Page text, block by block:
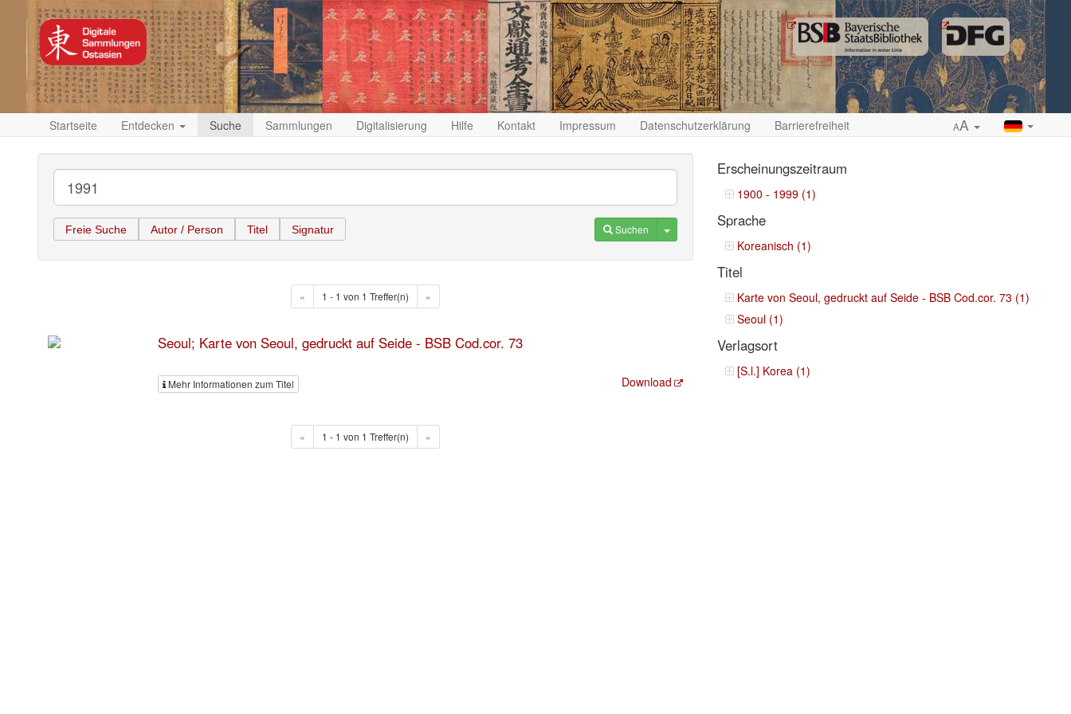
Startseite Entdecken Suche Sammlungen Digitalisierung Hilfe Kontakt Impressum Datenschutzerklärung Barrierefreiheit AA
Freie Suche Autor / Person Titel Signatur Suchen Toggle Dropdown
« 1 - 1 von 1 Treffer(n) »
Seoul; Karte von Seoul, gedruckt auf Seide - BSB Cod.cor. 73
Mehr Informationen zum Titel Download
« 1 - 1 von 1 Treffer(n) »
Erscheinungszeitraum
1900 - 1999 (1)
Sprache
Koreanisch (1)
Titel
Karte von Seoul, gedruckt auf Seide - BSB Cod.cor. 73 (1)
Seoul (1)
Verlagsort
[S.l.] Korea (1)